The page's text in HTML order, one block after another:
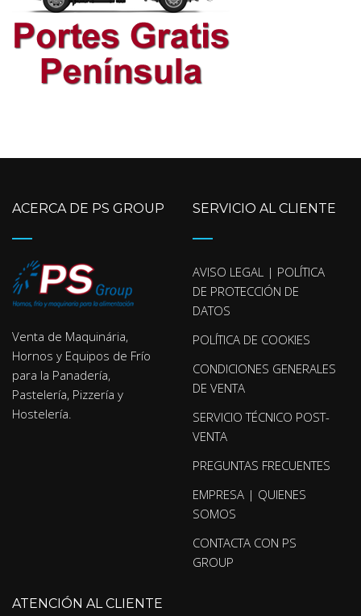
ACERCA DE PS GROUP
Venta de Maquinária,
Hornos y Equipos de Frío
para la Panadería,
Pastelería, Pizzería y
Hostelería.
SERVICIO AL CLIENTE
AVISO LEGAL | POLÍTICA
DE PROTECCIÓN DE
DATOS
POLÍTICA DE COOKIES
CONDICIONES GENERALES
DE VENTA
SERVICIO TÉCNICO POST-
VENTA
PREGUNTAS FRECUENTES
EMPRESA | QUIENES
SOMOS
CONTACTA CON PS
GROUP
ATENCIÓN AL CLIENTE